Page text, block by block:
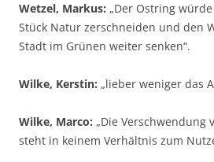
Wetzel, Markus: „Der Ostring
Stück Natur zerschneiden und den
Stadt im Grünen weiter senken“.
Wilke, Kerstin: „lieber weniger das
Wilke, Marco: „Die Verschwendung
steht in keinem Verhältnis zum